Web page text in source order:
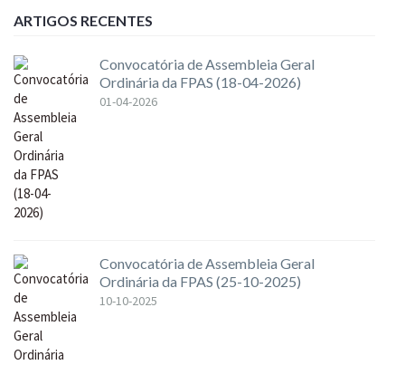
ARTIGOS RECENTES
Convocatória de Assembleia Geral
Ordinária da FPAS (18-04-2026)
01-04-2026
Convocatória de Assembleia Geral
Ordinária da FPAS (25-10-2025)
10-10-2025